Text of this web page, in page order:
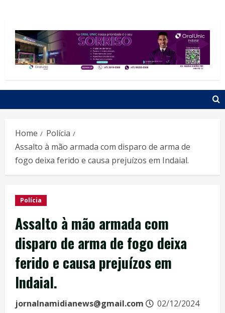
Home
Polícia
Assalto à mão armada com disparo de arma de
fogo deixa ferido e causa prejuízos em Indaial.
Polícia
Assalto à mão armada com
disparo de arma de fogo deixa
ferido e causa prejuízos em
Indaial.
jornalnamidianews@gmail.com 02/12/2024